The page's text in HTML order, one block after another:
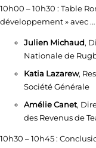
10h00 – 10h30 : Table
développement » avec …
Julien Michaud,
Nationale de
Katia Lazarew,
Société Générale
Amélie Canet,
des Revenus de
10h30 – 10h45 :